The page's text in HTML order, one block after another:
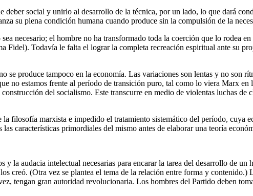
deber social y unirlo al desarrollo de la técnica, por un lado, lo que dará
su plena condición humana cuando produce sin la compulsión de la
necesario; el hombre no ha transformado toda la coerción que lo rodea
Fidel). Todavía le falta el lograr la completa recreación espiritual ante su
se produce tampoco en la economía. Las variaciones son lentas y no son
no estamos frente al período de transición puro, tal como lo viera Marx
del socialismo. Este transcurre en medio de violentas luchas de
la filosofía marxista e impedido el tratamiento sistemático del período, cuya
las características primordiales del mismo antes de elaborar una teoría
la audacia intelectual necesarias para encarar la tarea del desarrollo de
creó. (Otra vez se plantea el tema de la relación entre forma y
tengan gran autoridad revolucionaria. Los hombres del Partido deben